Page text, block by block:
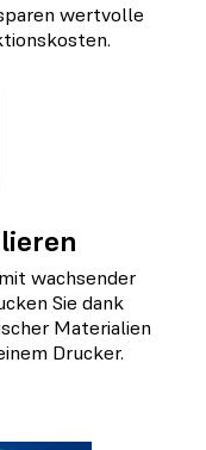
wertvolle
wachsender
Sie dank
Materialien
Drucker.